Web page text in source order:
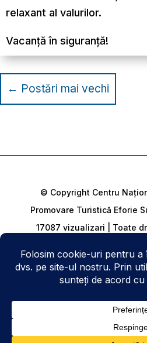
relaxant al valurilor.
Vacanță în siguranță!
← Postări mai vechi
© Copyright Centru
Promovare Turistică Eforie
17087 vizualizari | Toate